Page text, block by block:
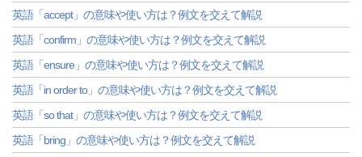
英語「accept」の意味や使い方は？例文を交えて解説
英語「confirm」の意味や使い方は？例文を交えて解説
英語「ensure」の意味や使い方は？例文を交えて解説
英語「in order to」の意味や使い方は？例文を交えて解説
英語「so that」の意味や使い方は？例文を交えて解説
英語「bring」の意味や使い方は？例文を交えて解説